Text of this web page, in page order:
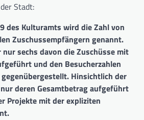
Stadt:
des Kulturamts wird die Zahl von
Zuschussempfängern genannt.
sechs davon die Zuschüsse mit
und den Besucherzahlen
Hinsichtlich der
deren Gesamtbetrag aufgeführt
Projekte mit der expliziten